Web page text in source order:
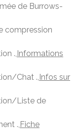
de Burrows-
compression
., Informations
Chat ., Infos sur
Liste de
., Fiche